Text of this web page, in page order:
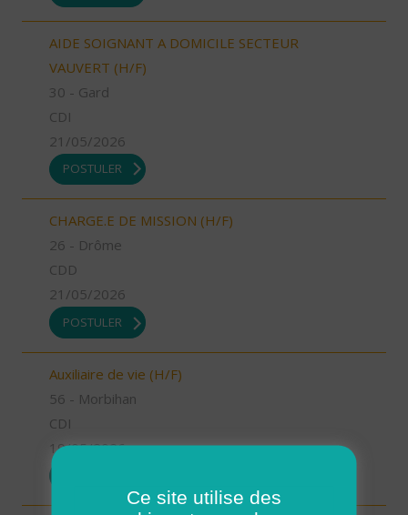
AIDE SOIGNANT A DOMICILE SECTEUR
VAUVERT (H/F)
30 - Gard
CDI
21/05/2026
POSTULER
CHARGE.E DE MISSION (H/F)
26 - Drôme
CDD
21/05/2026
POSTULER
Auxiliaire de vie (H/F)
56 - Morbihan
CDI
19/05/2026
Ce site utilise des